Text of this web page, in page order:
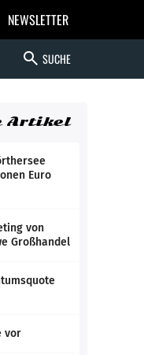
NEWSLETTER
search SUCHE
Artikel
Euro
von
Großhandel
vor